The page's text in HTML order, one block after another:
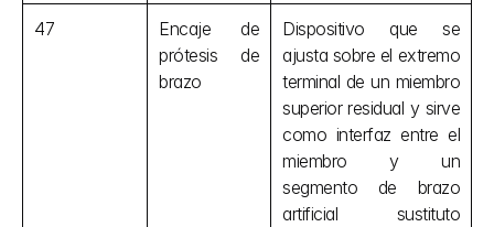
47
Encaje de
prótesis de
brazo
Dispositivo que se
ajusta sobre el extremo
terminal de un miembro
superior residual y sirve
como interfaz entre el
miembro y un
segmento de brazo
artificial sustituto